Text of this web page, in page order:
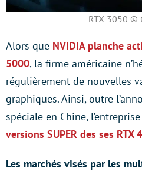
RTX 3050 ©
Alors que NVIDIA planche
5000, la firme américaine
régulièrement de nouvelles
graphiques. Ainsi, outre
spéciale en Chine,
versions SUPER des ses RTX
Les marchés visés par les